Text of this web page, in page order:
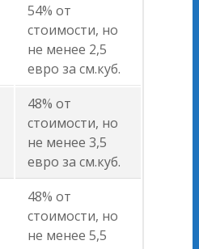
54% от
стоимости, но
не менее 2,5
евро за см.куб.
48% от
стоимости, но
не менее 3,5
евро за см.куб.
48% от
стоимости, но
не менее 5,5